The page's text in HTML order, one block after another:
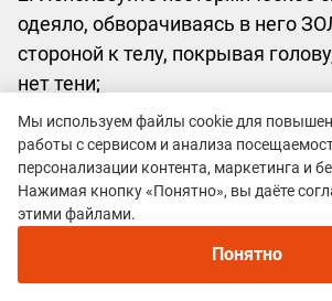
одеяло, обворачиваясь в него
стороной к телу, покрывая
нет тени;
3. Лягте, подложив что-либо
желательно приподняв ноги.
4. Постарайтесь охладить голову
одежду запасом воды и сделав
лоб, область груди, рук и ног;
5. Свяжитесь с организаторами
родственниками, скорой
Мы используем файлы cookie для
работы с сервисом и анализа
персонализации контента, маркетинга и
Нажимая кнопку «Понятно», вы даёте
этими файлами.
Понятно